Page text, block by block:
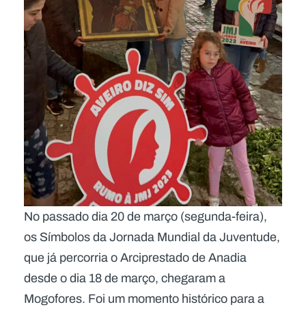
No passado dia 20 de março (segunda-feira),
os Símbolos da Jornada Mundial da Juventude,
que já percorria o Arciprestado de Anadia
desde o dia 18 de março, chegaram a
Mogofores. Foi um momento histórico para a